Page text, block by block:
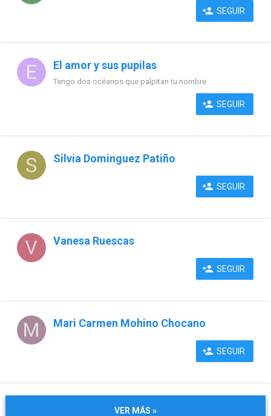
SEGUIR
El amor y sus pupilas
Tengo dos océanos que palpitan tu nombre
SEGUIR
Silvia Dominguez Patiño
SEGUIR
Vanesa Ruescas
SEGUIR
Mari Carmen Mohino Chocano
SEGUIR
VER MÁS »